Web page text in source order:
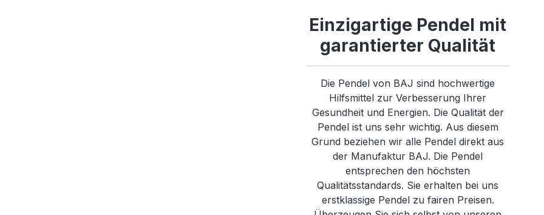
Einzigartige Pendel mit
garantierter Qualität
Die Pendel von BAJ sind hochwertige
Hilfsmittel zur Verbesserung Ihrer
Gesundheit und Energien. Die Qualität der
Pendel ist uns sehr wichtig. Aus diesem
Grund beziehen wir alle Pendel direkt aus
der Manufaktur BAJ. Die Pendel
entsprechen den höchsten
Qualitätsstandards. Sie erhalten bei uns
erstklassige Pendel zu fairen Preisen.